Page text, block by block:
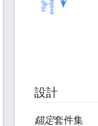
設計
錨定套件集